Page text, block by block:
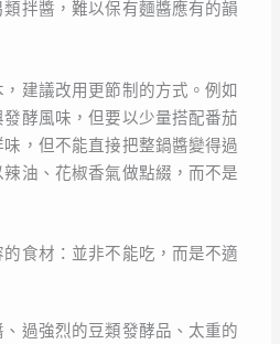
拌醬，難以保有麵醬應有的韻
建議改用更節制的方式。例如
酵風味，但要以少量搭配番茄
，但不能直接把整鍋醬變得過
油、花椒香氣做點綴，而不是
食材：並非不能吃，而是不適
過強烈的豆類發酵品、太重的